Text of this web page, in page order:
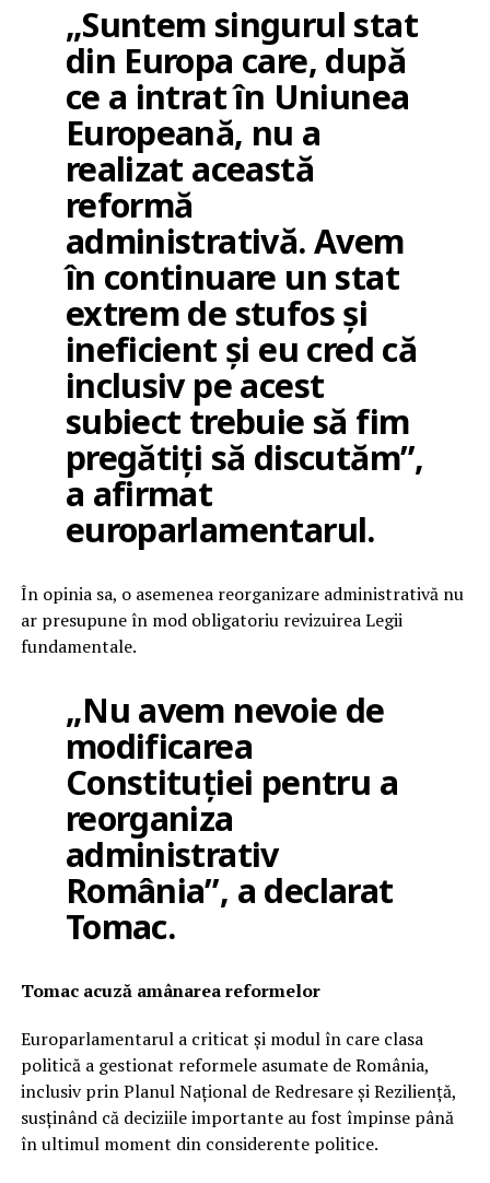
„Suntem singurul stat
din Europa care, după
ce a intrat în Uniunea
Europeană, nu a
realizat această
reformă
administrativă. Avem
în continuare un stat
extrem de stufos și
ineficient și eu cred că
inclusiv pe acest
subiect trebuie să fim
pregătiți să discutăm”,
a afirmat
europarlamentarul.
În opinia sa, o asemenea reorganizare administrativă nu
ar presupune în mod obligatoriu revizuirea Legii
fundamentale.
„Nu avem nevoie de
modificarea
Constituției pentru a
reorganiza
administrativ
România”, a declarat
Tomac.
Tomac acuză amânarea reformelor
Europarlamentarul a criticat și modul în care clasa
politică a gestionat reformele asumate de România,
inclusiv prin Planul Național de Redresare și Reziliență,
susținând că deciziile importante au fost împinse până
în ultimul moment din considerente politice.